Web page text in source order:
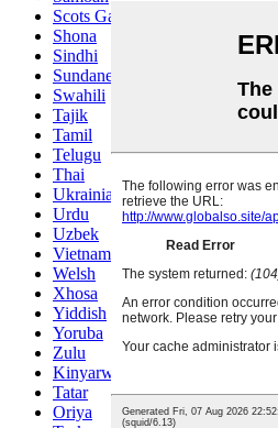
Scots Gaelic
Shona
Sindhi
Sundanese
Swahili
Tajik
Tamil
Telugu
Thai
Ukrainian
Urdu
Uzbek
Vietnamese
Welsh
Xhosa
Yiddish
Yoruba
Zulu
Kinyarwanda
Tatar
Oriya